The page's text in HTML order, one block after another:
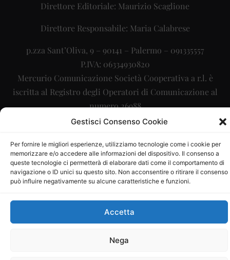
Gestisci Consenso Cookie
Per fornire le migliori esperienze, utilizziamo tecnologie come i cookie per
memorizzare e/o accedere alle informazioni del dispositivo. Il consenso a
queste tecnologie ci permetterà di elaborare dati come il comportamento di
navigazione o ID unici su questo sito. Non acconsentire o ritirare il consenso
può influire negativamente su alcune caratteristiche e funzioni.
Accetta
Nega
Direttore Editoriale: Maurizio Scaglione
Direttore Responsabile: Maria Calabrese
p.zza Sant’Oliva, 9 – 90141 – Palermo – 091335557
P.IVA: 06334930820
Mercurio Comunicazione Società Cooperativa a r.l. è
iscritta al Registro degli Operatori di Comunicazione al
numero 26988
Sito gestito daLa Digitale srl– info@ladigitale.it